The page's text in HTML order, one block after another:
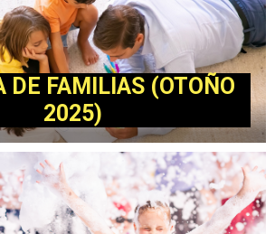
DE FAMILIAS (OTOÑO
2025)